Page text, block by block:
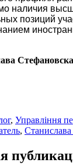
наличия
позиций
, Управління
,